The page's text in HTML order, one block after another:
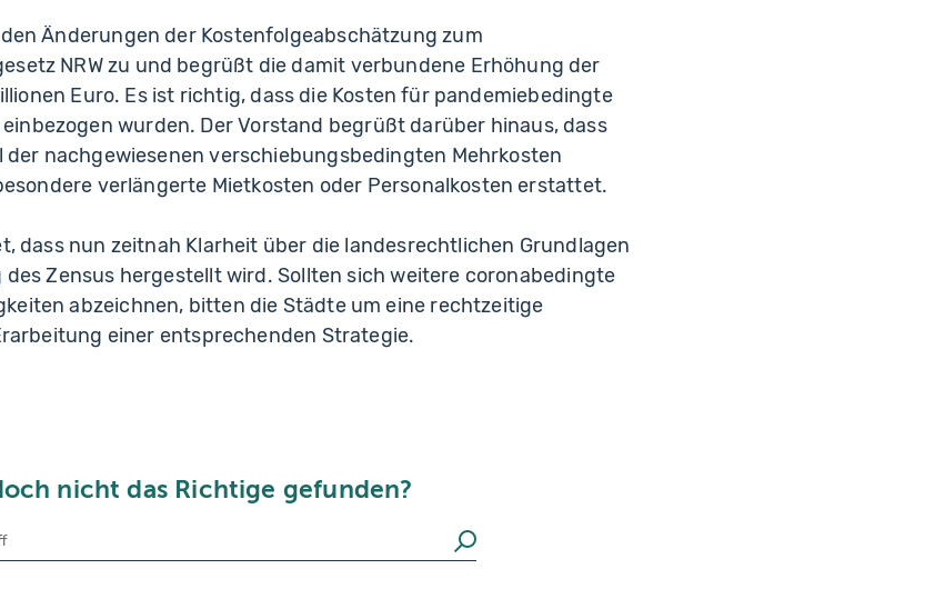
Änderungen der Kostenfolgeabschätzung zum
NRW zu und begrüßt die damit verbundene Erhöhung der
Euro. Es ist richtig, dass die Kosten für pandemiebedingte
wurden. Der Vorstand begrüßt darüber hinaus, dass
der nachgewiesenen verschiebungsbedingten Mehrkosten
verlängerte Mietkosten oder Personalkosten erstattet.
dass nun zeitnah Klarheit über die landesrechtlichen Grundlagen
Zensus hergestellt wird. Sollten sich weitere coronabedingte
abzeichnen, bitten die Städte um eine rechtzeitige
einer entsprechenden Strategie.
nicht das Richtige gefunden?
Suchen